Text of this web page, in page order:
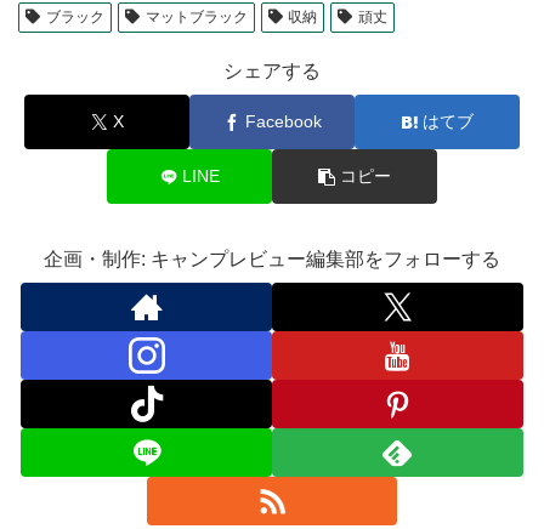
ブラック
マットブラック 収納 頑丈
シェアする
X Facebook はてブ
LINE コピー
企画・制作: キャンプレビュー編集部をフォローする